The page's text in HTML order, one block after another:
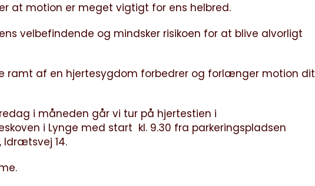
at motion er meget vigtigt for ens helbred.
velbefindende og mindsker risikoen for at blive alvorligt
ramt af en hjertesygdom forbedrer og forlænger motion dit
i måneden går vi tur på hjertestien i
i Lynge med start kl. 9.30 fra parkeringspladsen
Idrætsvej 14.